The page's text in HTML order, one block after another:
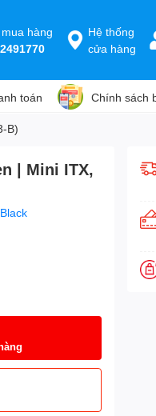
hàng
Hệ thống
cửa hàng
toán Chính sách
B)
| Mini ITX,